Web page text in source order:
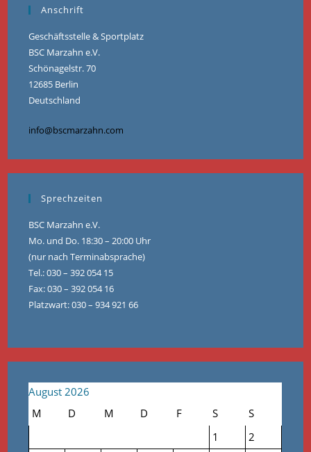
Anschrift
Geschäftsstelle & Sportplatz
BSC Marzahn e.V.
Schönagelstr. 70
12685 Berlin
Deutschland
info@bscmarzahn.com
Sprechzeiten
BSC Marzahn e.V.
Mo. und Do. 18:30 – 20:00 Uhr
(nur nach Terminabsprache)
Tel.: 030 – 392 054 15
Fax: 030 – 392 054 16
Platzwart: 030 – 934 921 66
August 2026
M
D M D F S
S
1
2